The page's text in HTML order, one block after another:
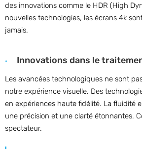
des innovations comme le HDR (High
nouvelles technologies, les écrans 4k
jamais.
Innovations dans le
Les avancées technologiques ne sont
notre expérience visuelle. Des
en expériences haute fidélité. La fluidité
une précision et une clarté étonnantes.
spectateur.